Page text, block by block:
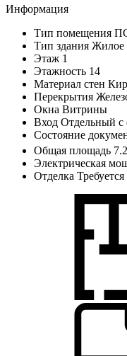
Информация
Тип помещения
Тип здания Жилое
Этаж 1
Этажность 14
Материал стен
Перекрытия
Окна Витрины
Вход Отдельный с
Состояние
Общая площадь
Электрическая
Отделка